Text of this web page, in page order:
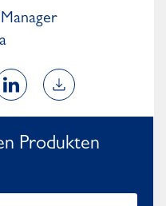
Produkten